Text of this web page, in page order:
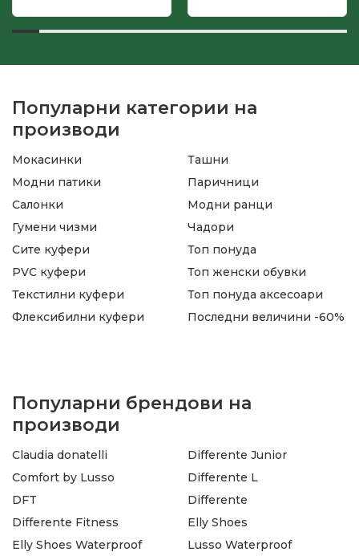
Популарни категории на
производи
Мокасинки
Модни патики
Салонки
Гумени чизми
Ташни
Паричници
Модни ранци
Чадори
Сите куфери
PVC куфери
Текстилни куфери
Флексибилни куфери
Топ понуда
Топ женски обувки
Топ понуда аксесоари
Последни величини -60%
Популарни брендови на
производи
Claudia donatelli
Comfort by Lusso
DFT
Differente Fitness
Differente Junior
Differente L
Differente
Elly Shoes
Elly Shoes Waterproof
Lusso Waterproof